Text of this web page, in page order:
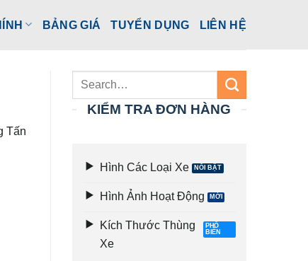
BẢNG GIÁ TUYỂN DỤNG LIÊN HỆ
Tấn
KIỂM TRA ĐƠN HÀNG
Hình Các Loại Xe
Hình Ảnh Hoạt Động
Kích Thước Thùng
Xe